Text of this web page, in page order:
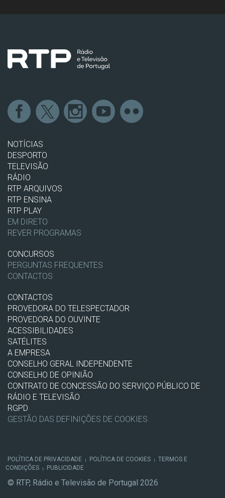
NOTÍCIAS
DESPORTO
TELEVISÃO
RÁDIO
RTP ARQUIVOS
RTP ENSINA
RTP PLAY
EM DIRETO
REVER PROGRAMAS
CONCURSOS
PERGUNTAS FREQUENTES
CONTACTOS
CONTACTOS
PROVEDORA DO TELESPECTADOR
PROVEDORA DO OUVINTE
ACESSIBILIDADES
SATÉLITES
A EMPRESA
CONSELHO GERAL INDEPENDENTE
CONSELHO DE OPINIÃO
CONTRATO DE CONCESSÃO DO SERVIÇO PÚBLICO DE
RÁDIO E TELEVISÃO
RGPD
GESTÃO DAS DEFINIÇÕES DE COOKIES
POLÍTICA DE PRIVACIDADE | POLÍTICA DE COOKIES |
TERMOS E
CONDIÇÕES
| PUBLICIDADE
© RTP, Rádio e Televisão de Portugal 2026